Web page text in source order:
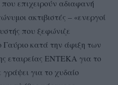
που επιχειρούν αδιαφανή
ακτιβιστές – «ενεργοί
που ξεφώνιζε
Γαύριο κατά την άφιξη των
εταιρείας ENTEKA για το
για το χυδαίο